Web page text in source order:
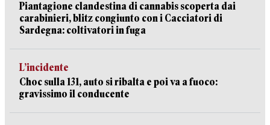
Piantagione clandestina di cannabis scoperta dai
carabinieri, blitz congiunto con i Cacciatori di
Sardegna: coltivatori in fuga
L’incidente
Choc sulla 131, auto si ribalta e poi va a fuoco:
gravissimo il conducente